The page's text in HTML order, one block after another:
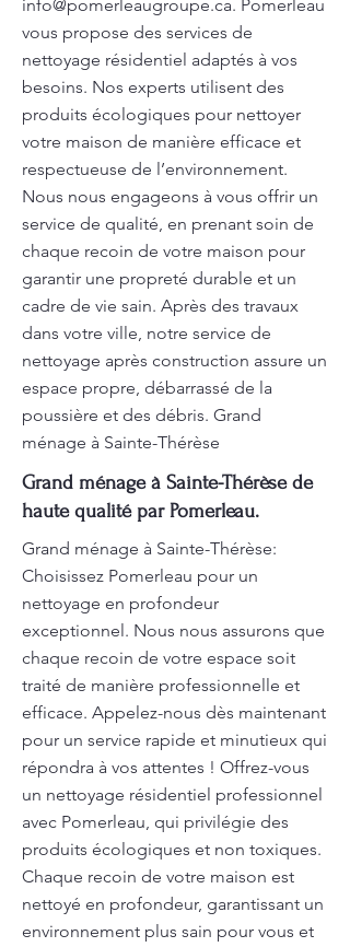
info@pomerleaugroupe.ca. Pomerleau
vous propose des services de
nettoyage résidentiel adaptés à vos
besoins. Nos experts utilisent des
produits écologiques pour nettoyer
votre maison de manière efficace et
respectueuse de l’environnement.
Nous nous engageons à vous offrir un
service de qualité, en prenant soin de
chaque recoin de votre maison pour
garantir une propreté durable et un
cadre de vie sain. Après des travaux
dans votre ville, notre service de
nettoyage après construction assure un
espace propre, débarrassé de la
poussière et des débris. Grand
ménage à Sainte-Thérèse
Grand ménage à Sainte-Thérèse de
haute qualité par Pomerleau.
Grand ménage à Sainte-Thérèse:
Choisissez Pomerleau pour un
nettoyage en profondeur
exceptionnel. Nous nous assurons que
chaque recoin de votre espace soit
traité de manière professionnelle et
efficace. Appelez-nous dès maintenant
pour un service rapide et minutieux qui
répondra à vos attentes ! Offrez-vous
un nettoyage résidentiel professionnel
avec Pomerleau, qui privilégie des
produits écologiques et non toxiques.
Chaque recoin de votre maison est
nettoyé en profondeur, garantissant un
environnement plus sain pour vous et